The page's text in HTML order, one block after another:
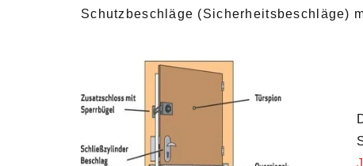
Schutzbeschläge (Sicherheitsbeschläge)